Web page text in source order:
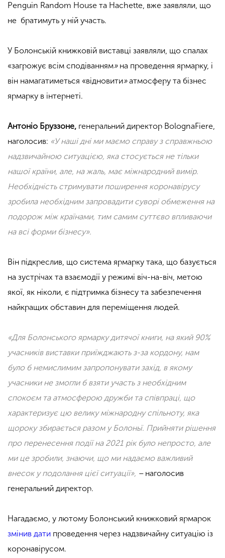
Penguin Random House та Hachette, вже заявляли, що
не братимуть у ній участь.
У Болонській книжковій виставці заявляли, що спалах
«загрожує всім сподіванням»на проведення ярмарку, і
він намагатиметься «відновити»атмосферу та бізнес
ярмарку в інтернеті.
Антоніо Бруззоне, генеральний директор BolognaFiere,
наголосив: «У наші дні ми маємо справу з справжньою
надзвичайною ситуацією, яка стосується не тільки
нашої країни, але, на жаль, має міжнародний вимір.
Необхідність стримувати поширення коронавірусу
зробила необхідним запровадити суворі обмеження на
подорож між країнами, тим самим суттєво впливаючи
на всі форми бізнесу».
Він підкреслив, що система ярмарку така, що базується
на зустрічах та взаємодії у режимі віч-на-віч, метою
якої, як ніколи, є підтримка бізнесу та забезпечення
найкращих обставин для переміщення людей.
«Для Болонського ярмарку дитячої книги, на який 90%
учасників виставки приїжджають з-за кордону, нам
було б немислимим запропонувати захід, в якому
учасники не змогли б взяти участь з необхідним
спокоєм та атмосферою дружби та співпраці, що
характеризує цю велику міжнародну спільноту, яка
щороку збирається разом у Болоньї. Прийняти рішення
про перенесення події на 2021 рік було непросто, але
ми це зробили, знаючи, що ми надаємо важливий
внесок у подолання цієї ситуації», – наголосив
генеральний директор.
Нагадаємо, у лютому Болонський книжковий ярмарок
змінив дати проведення через надзвичайну ситуацію із
коронавірусом.